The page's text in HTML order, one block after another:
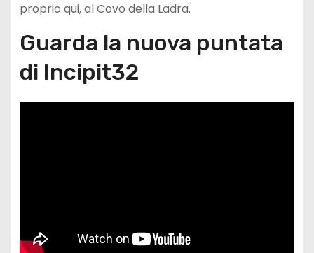
proprio qui, al Covo della Ladra.
Guarda la nuova puntata
di Incipit32